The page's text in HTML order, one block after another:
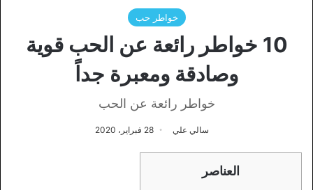
خواطر حب
10 خواطر رائعة عن الحب قوية
وصادقة ومعبرة جداً
خواطر رائعة عن الحب
سالي علي 28 فبراير، 2020
العناصر